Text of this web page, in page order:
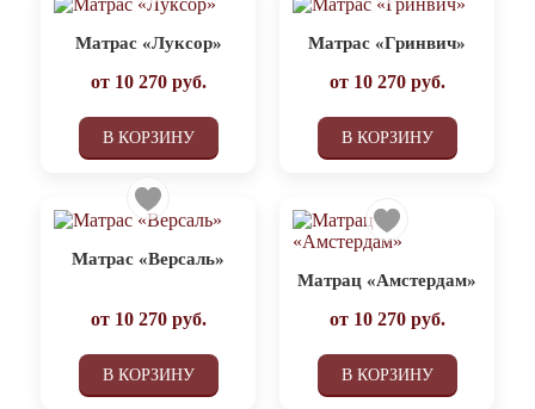
Матрас «Луксор»
от 10 270руб.
В КОРЗИНУ
Матрас «Гринвич»
от 10 270руб.
В КОРЗИНУ
Матрас «Версаль»
от 10 270руб.
В КОРЗИНУ
Матрац «Амстердам»
от 10 270руб.
В КОРЗИНУ